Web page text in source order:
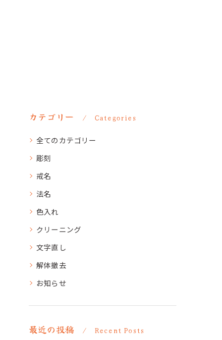
カテゴリー Categories
全てのカテゴリー
彫刻
戒名
法名
色入れ
クリーニング
文字直し
解体撤去
お知らせ
最近の投稿 Recent Posts